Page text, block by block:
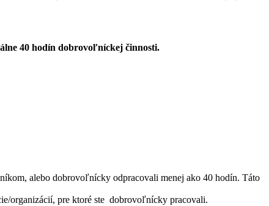
40 hodín dobrovoľníckej činnosti.
alebo dobrovoľnícky odpracovali menej ako 40 hodín. Táto
organizácií, pre ktoré ste dobrovoľnícky pracovali.